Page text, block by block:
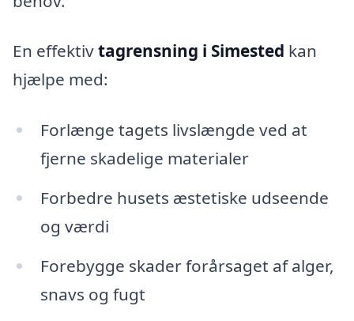
En effektivtagrensning i Simested kan
hjælpe med:
Forlænge tagets livslængde ved at
fjerne skadelige materialer
Forbedre husets æstetiske udseende
og værdi
Forebygge skader forårsaget af alger,
snavs og fugt